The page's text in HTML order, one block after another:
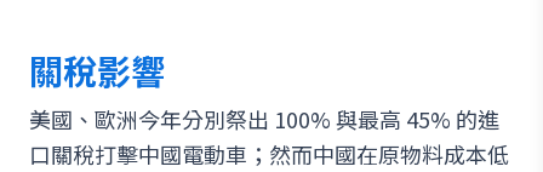
關稅影響
美國、歐洲今年分別祭出 100% 與最高 45% 的進
口關稅打擊中國電動車；然而中國在原物料成本低